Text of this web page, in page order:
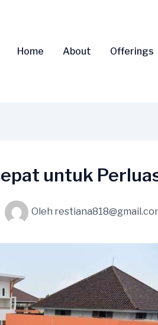
Home About Offerings
untuk
Oleh